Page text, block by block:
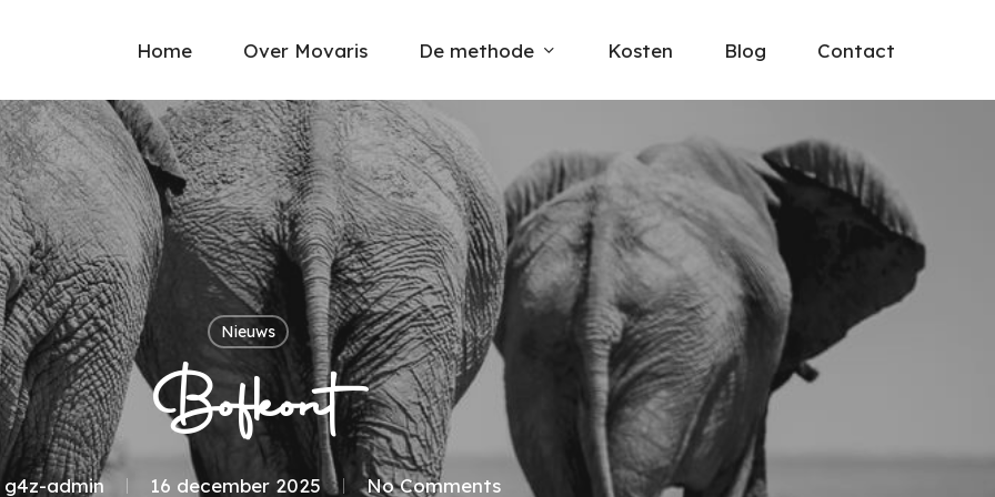
Home Over Movaris De methode Kosten Blog Contact
Nieuws
Bofkont
g4z-admin 16 december 2025 No Comments